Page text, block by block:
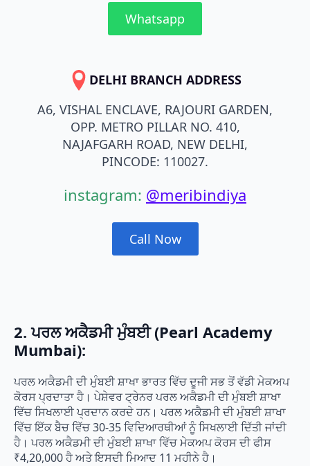
Whatsapp
DELHI BRANCH ADDRESS
A6, VISHAL ENCLAVE, RAJOURI GARDEN,
OPP. METRO PILLAR NO. 410,
NAJAFGARH ROAD, NEW DELHI,
PINCODE: 110027.
instagram: @meribindiya
Call Now
2. ਪਰਲ ਅਕੈਡਮੀ ਮੁੰਬਈ (Pearl Academy
Mumbai):
ਪਰਲ ਅਕੈਡਮੀ ਦੀ ਮੁੰਬਈ ਸ਼ਾਖਾ ਭਾਰਤ ਵਿੱਚ ਦੂਜੀ ਸਭ ਤੋਂ ਵੱਡੀ ਮੇਕਅਪ
ਕੋਰਸ ਪ੍ਰਦਾਤਾ ਹੈ। ਪੇਸ਼ੇਵਰ ਟ੍ਰੇਨਰ ਪਰਲ ਅਕੈਡਮੀ ਦੀ ਮੁੰਬਈ ਸ਼ਾਖਾ
ਵਿੱਚ ਸਿਖਲਾਈ ਪ੍ਰਦਾਨ ਕਰਦੇ ਹਨ। ਪਰਲ ਅਕੈਡਮੀ ਦੀ ਮੁੰਬਈ ਸ਼ਾਖਾ
ਵਿੱਚ ਇੱਕ ਬੈਚ ਵਿੱਚ 30-35 ਵਿਦਿਆਰਥੀਆਂ ਨੂੰ ਸਿਖਲਾਈ ਦਿੱਤੀ ਜਾਂਦੀ
ਹੈ। ਪਰਲ ਅਕੈਡਮੀ ਦੀ ਮੁੰਬਈ ਸ਼ਾਖਾ ਵਿੱਚ ਮੇਕਅਪ ਕੋਰਸ ਦੀ ਫੀਸ
₹4,20,000 ਹੈ ਅਤੇ ਇਸਦੀ ਮਿਆਦ 11 ਮਹੀਨੇ ਹੈ।